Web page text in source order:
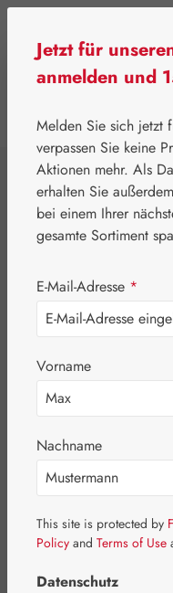
⌂
Pater
Bildergalerie
Jetzt für
anmelden und
Melden Sie sich jetzt
verpassen Sie keine
Aktionen mehr. Als
erhalten Sie
bei einem Ihrer
gesamte Sortiment
E-Mail-Adresse *
Vorname
Nachname
This site is protected by
Policy and Terms of Use
Datenschutz